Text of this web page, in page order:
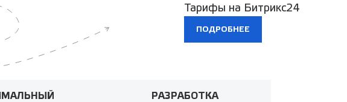
Тарифы на Битрикс24
ПОДРОБНЕЕ
РАЗРАБОТКА